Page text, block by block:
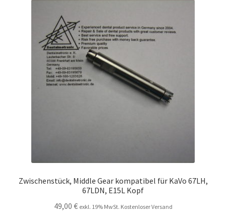
Zwischenstück, Middle Gear kompatibel für KaVo 67LH,
67LDN, E15L Kopf
49,00 € exkl. 19% MwSt. Kostenloser Versand